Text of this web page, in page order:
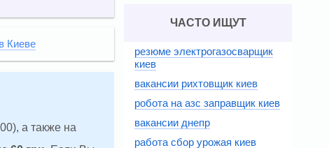
Киеве
а также на
ЧАСТО ИЩУТ
резюме электрогазосварщик
киев
вакансии рихтовщик киев
робота на азс заправщик киев
вакансии днепр
работа сбор урожая киев